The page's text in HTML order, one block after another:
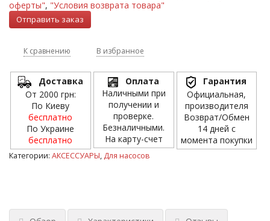
оферты", "Условия возврата товара"
К сравнению В избранное
Доставка
От 2000 грн:
По Киеву
бесплатно
По Украине
бесплатно
Оплата
Наличными при
получении и
проверке.
Безналичными.
На карту-счет
Гарантия
Официальная,
производителя
Возврат/Обмен
14 дней с
момента покупки
Категории: АКСЕССУАРЫ, Для насосов